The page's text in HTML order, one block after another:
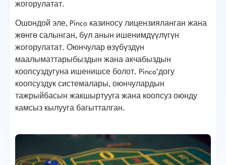
жогорулатат.
Ошондой эле, Pinco казиносу лицензияланган жана
жөнгө салынган, бул анын ишенимдүүлүгүн
жогорулатат. Оюнчулар өзүбүздүн
маалыматтарыбыздын жана акчабыздын
коопсуздугуна ишенишсе болот. Pinco’догу
коопсуздук системалары, оюнчулардын
тажрыйбасын жакшыртууга жана коопсуз оюнду
камсыз кылууга багытталган.